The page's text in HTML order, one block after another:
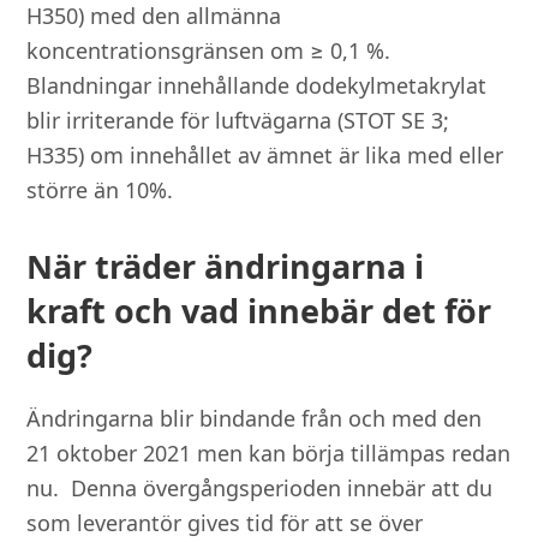
H350) med den allmänna
koncentrationsgränsen om ≥ 0,1 %.
Blandningar innehållande dodekylmetakrylat
blir irriterande för luftvägarna (STOT SE 3;
H335) om innehållet av ämnet är lika med eller
större än 10%.
När träder ändringarna i
kraft och vad innebär det för
dig?
Ändringarna blir bindande från och med den
21 oktober 2021 men kan börja tillämpas redan
nu. Denna övergångsperioden innebär att du
som leverantör gives tid för att se över